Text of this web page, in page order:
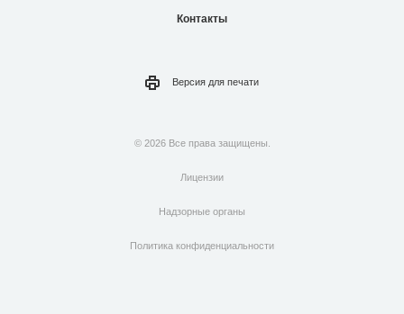
Контакты
Версия для печати
© 2026 Все права защищены.
Лицензии
Надзорные органы
Политика конфиденциальности